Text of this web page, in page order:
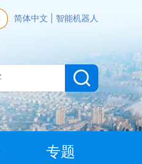
简体中文 智能机器人
专题